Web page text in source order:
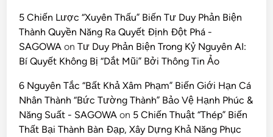
5 Chiến Lược “Xuyên Thấu” Biến Tư Duy Phản Biện
Thành Quyền Năng Ra Quyết Định Đột Phá -
SAGOWA onTư Duy Phản Biện Trong Kỷ Nguyên AI:
Bí Quyết Không Bị “Dắt Mũi” Bởi Thông Tin Ảo
6 Nguyên Tắc “Bất Khả Xâm Phạm” Biến Giới Hạn Cá
Nhân Thành “Bức Tường Thành” Bảo Vệ Hạnh Phúc &
Năng Suất - SAGOWA on 5 Chiến Thuật “Thép” Biến
Thất Bại Thành Bàn Đạp, Xây Dựng Khả Năng Phục